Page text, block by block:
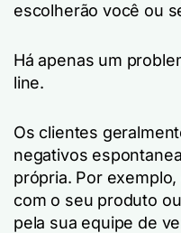
escolherão você ou
Há apenas um
line.
Os clientes
negativos
própria. Por
com o seu produto
pela sua equipe de